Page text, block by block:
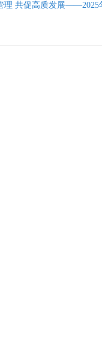
理 共促高质发展——2025